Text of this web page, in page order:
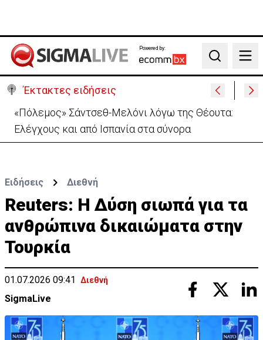
Powered by:
Search
Έκτακτες ειδήσεις
30 χρόνια από τις δολοφονίες Ισαάκ-Σολωμού-
Εκδήλωση μνήμης απόψε στο Παραλίμνι
Ειδήσεις Διεθνή
Reuters: Η Δύση σιωπά για τα
ανθρώπινα δικαιώματα στην
Τουρκία
01.07.2026 09:41 Διεθνή
SigmaLive